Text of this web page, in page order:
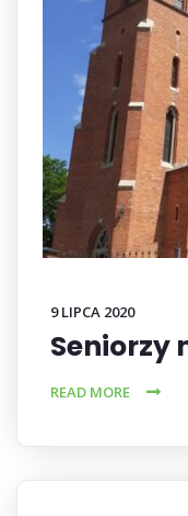
9 LIPCA 2020
Seniorzy
READ MORE